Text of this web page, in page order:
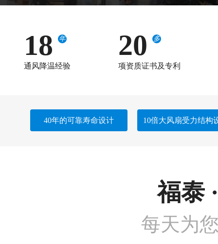
18 年
通风降温经验
20 多
项资质证书及专利
40年的可靠寿命设计 10倍大风扇受力结构
福泰
每天为